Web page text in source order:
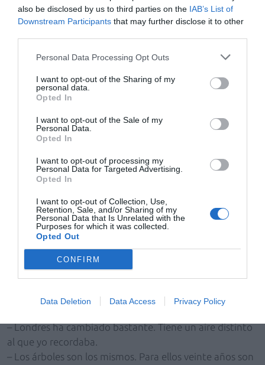
also be disclosed by us to third parties on the IAB’s List of
Downstream Participants that may further disclose it to other
Personal Data Processing Opt Outs
I want to opt-out of the Sharing of my
personal data.
Opted In
I want to opt-out of the Sale of my
Personal Data.
Opted In
I want to opt-out of processing my
Personal Data for Targeted Advertising.
Opted In
I want to opt-out of Collection, Use,
Retention, Sale, and/or Sharing of my
Personal Data that Is Unrelated with the
Purposes for which it was collected.
Opted Out
CONFIRM
Data Deletion Data Access Privacy Policy
farmacias.
Una ocupa la esquina, justo delante de la puerta de la
estación. Pertenece a una cadena cuyo nombre
dudas ocupa el mejor sitio de la zona. Es una farmacia
con una clara vocación comercial, aunque navegando
servicios sanitarios. Cincuenta metros más allá, en la
misma acera, se tropieza con otra farmacia, parece una
farmacia de las denominadas independientes, aunque
le cueste reconocerlo –Fernando no puede olvidar su
origen mediterráneo–, transmite una cierta sensación
de decadencia.
La mesa del pub del hotel en la que Clara está
esperándole con una cerveza está cerca de la puerta.
Ella le ve en el mismo momento en el que Fernando la
cruza. Su cara refleja tranquilidad y alegría. El paseo por
– Londres ha cambiado bastante. Tiene un aire distinto
al que yo recordaba.
– Los árboles son los mismos. Para ellos veinte años son